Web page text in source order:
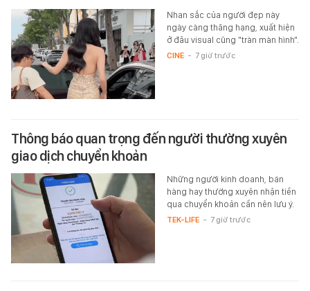
Nhan sắc của người đẹp này
ngày càng thăng hạng, xuất hiện
ở đâu visual cũng "tràn màn hình".
CINE - 7 giờ trước
Thông báo quan trọng đến người thường xuyên
giao dịch chuyển khoản
Những người kinh doanh, bán
hàng hay thường xuyên nhận tiền
qua chuyển khoản cần nên lưu ý.
TEK-LIFE - 7 giờ trước